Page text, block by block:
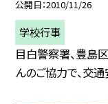
公開日 2010/11/26
学校行事
目白警察署、豊島
んのご協力で、交